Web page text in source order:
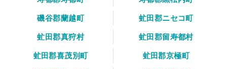
磯谷郡蘭越町
虻田郡ニセコ町
虻田郡真狩村
虻田郡留寿都村
虻田郡喜茂別町
虻田郡京極町